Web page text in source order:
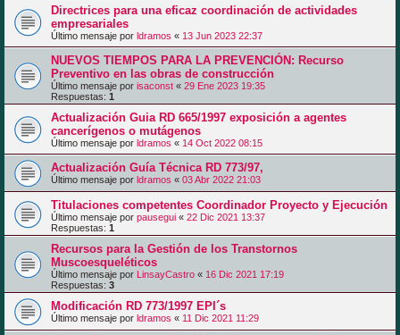
Directrices para una eficaz coordinación de actividades
empresariales
Último mensaje por ldramos « 13 Jun 2023 22:37
NUEVOS TIEMPOS PARA LA PREVENCIÓN: Recurso
Preventivo en las obras de construcción
Último mensaje por isaconst « 29 Ene 2023 19:35
Respuestas: 1
Actualización Guia RD 665/1997 exposición a agentes
cancerígenos o mutágenos
Último mensaje por ldramos « 14 Oct 2022 08:15
Actualización Guía Técnica RD 773/97,
Último mensaje por ldramos « 03 Abr 2022 21:03
Titulaciones competentes Coordinador Proyecto y Ejecución
Último mensaje por pausegui « 22 Dic 2021 13:37
Respuestas: 1
Recursos para la Gestión de los Transtornos
Muscoesqueléticos
Último mensaje por LinsayCastro « 16 Dic 2021 17:19
Respuestas: 3
Modificación RD 773/1997 EPI´s
Último mensaje por ldramos « 11 Dic 2021 11:29